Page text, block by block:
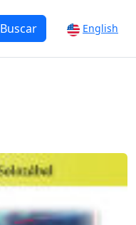
Buscar English